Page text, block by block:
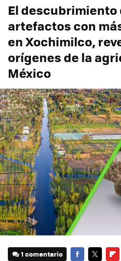
El descubrimiento
artefactos con
en Xochimilco,
orígenes de la
México
1 comentario